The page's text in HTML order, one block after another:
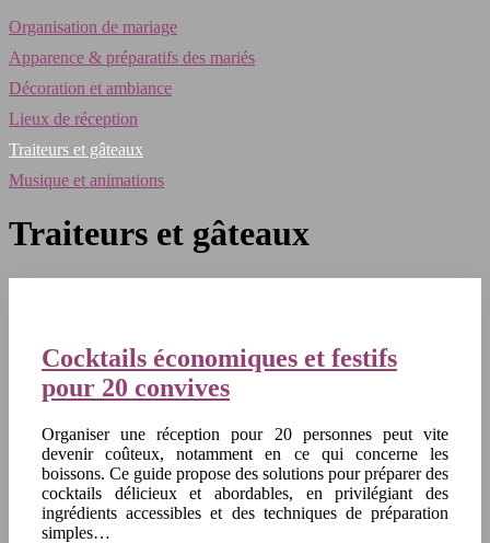
Organisation de mariage
Apparence & préparatifs des mariés
Décoration et ambiance
Lieux de réception
Traiteurs et gâteaux
Musique et animations
Traiteurs et gâteaux
Cocktails économiques et festifs
pour 20 convives
Organiser une réception pour 20 personnes peut vite
devenir coûteux, notamment en ce qui concerne les
boissons. Ce guide propose des solutions pour préparer des
cocktails délicieux et abordables, en privilégiant des
ingrédients accessibles et des techniques de préparation
simples…